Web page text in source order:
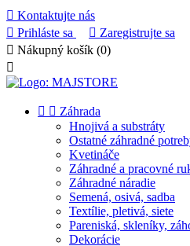
 Kontaktujte nás
 Prihláste sa  Zaregistrujte sa
 Nákupný košík (0)

  Záhrada
Hnojivá a substráty
Ostatné záhradné
Kvetináče
Záhradné a pracovné
Záhradné náradie
Semená, osivá, sadba
Textílie, pletivá, siete
Pareniská, skleníky,
Dekorácie